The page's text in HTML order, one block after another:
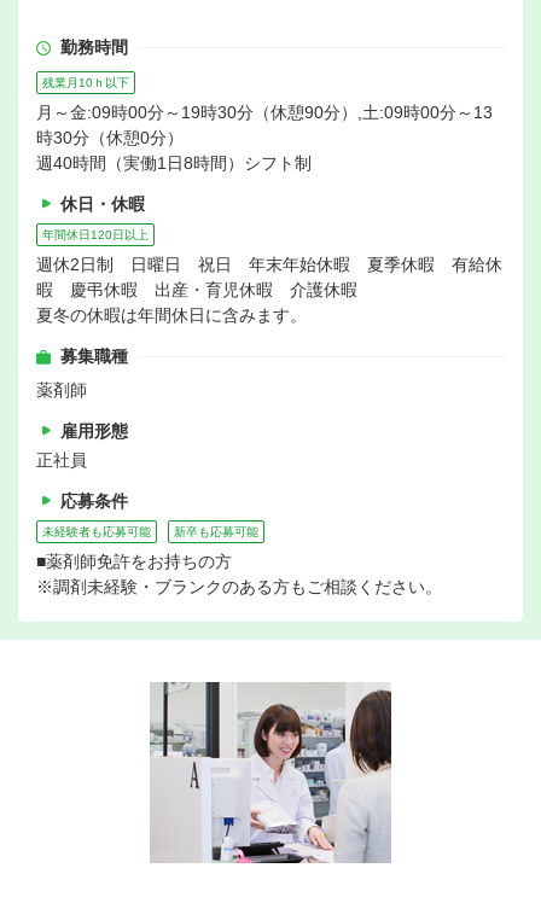
勤務時間
残業月10ｈ以下
月～金:09時00分～19時30分（休憩90分）,土:09時00分～13
時30分（休憩0分）
週40時間（実働1日8時間）シフト制
休日・休暇
年間休日120日以上
週休2日制 日曜日 祝日 年末年始休暇 夏季休暇 有給休
暇 慶弔休暇 出産・育児休暇 介護休暇
夏冬の休暇は年間休日に含みます。
募集職種
薬剤師
雇用形態
正社員
応募条件
未経験者も応募可能 新卒も応募可能
■薬剤師免許をお持ちの方
※調剤未経験・ブランクのある方もご相談ください。